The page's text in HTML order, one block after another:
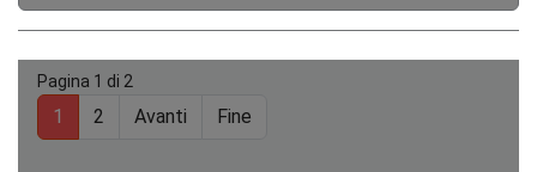
Pagina 1 di 2
1 2 Avanti Fine